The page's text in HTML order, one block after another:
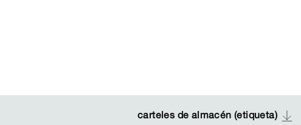
carteles de almacén (etiqueta)
carteles de almacén (etiqueta)